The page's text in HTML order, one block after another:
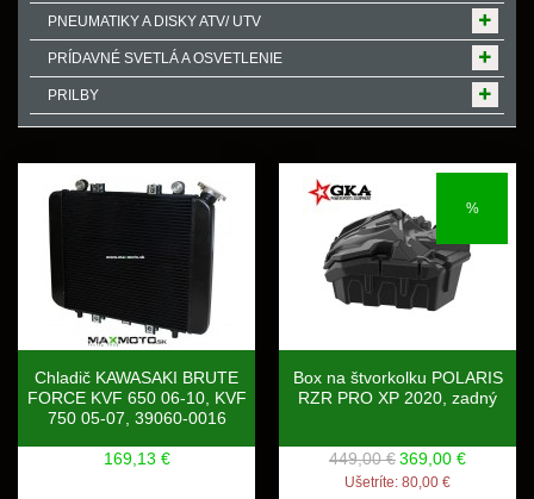
PNEUMATIKY A DISKY ATV/ UTV
PRÍDAVNÉ SVETLÁ A OSVETLENIE
PRILBY
Chladič KAWASAKI BRUTE
FORCE KVF 650 06-10, KVF
750 05-07, 39060-0016
169,13 €
%
Box na štvorkolku POLARIS
RZR PRO XP 2020, zadný
449,00 €369,00 €
Ušetríte: 80,00 €